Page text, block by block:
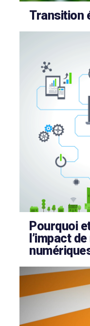
Transition
Pourquoi
l’impact